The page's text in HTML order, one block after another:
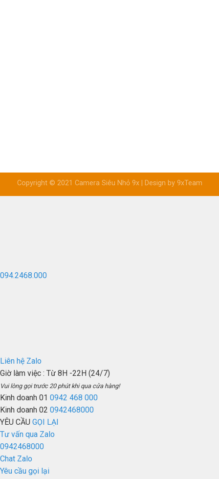
Copyright © 2021 Camera Siêu Nhỏ 9x | Design by 9xTeam
094.2468.000
Liên hệ Zalo
Giờ làm việc : Từ 8H -22H (24/7)
Vui lòng gọi trước 20 phút khi qua cửa hàng!
Kinh doanh 01 0942 468 000
Kinh doanh 02 0942468000
YÊU CẦU GỌI LẠI
Tư vấn qua Zalo
0942468000
Chat Zalo
Yêu cầu gọi lại